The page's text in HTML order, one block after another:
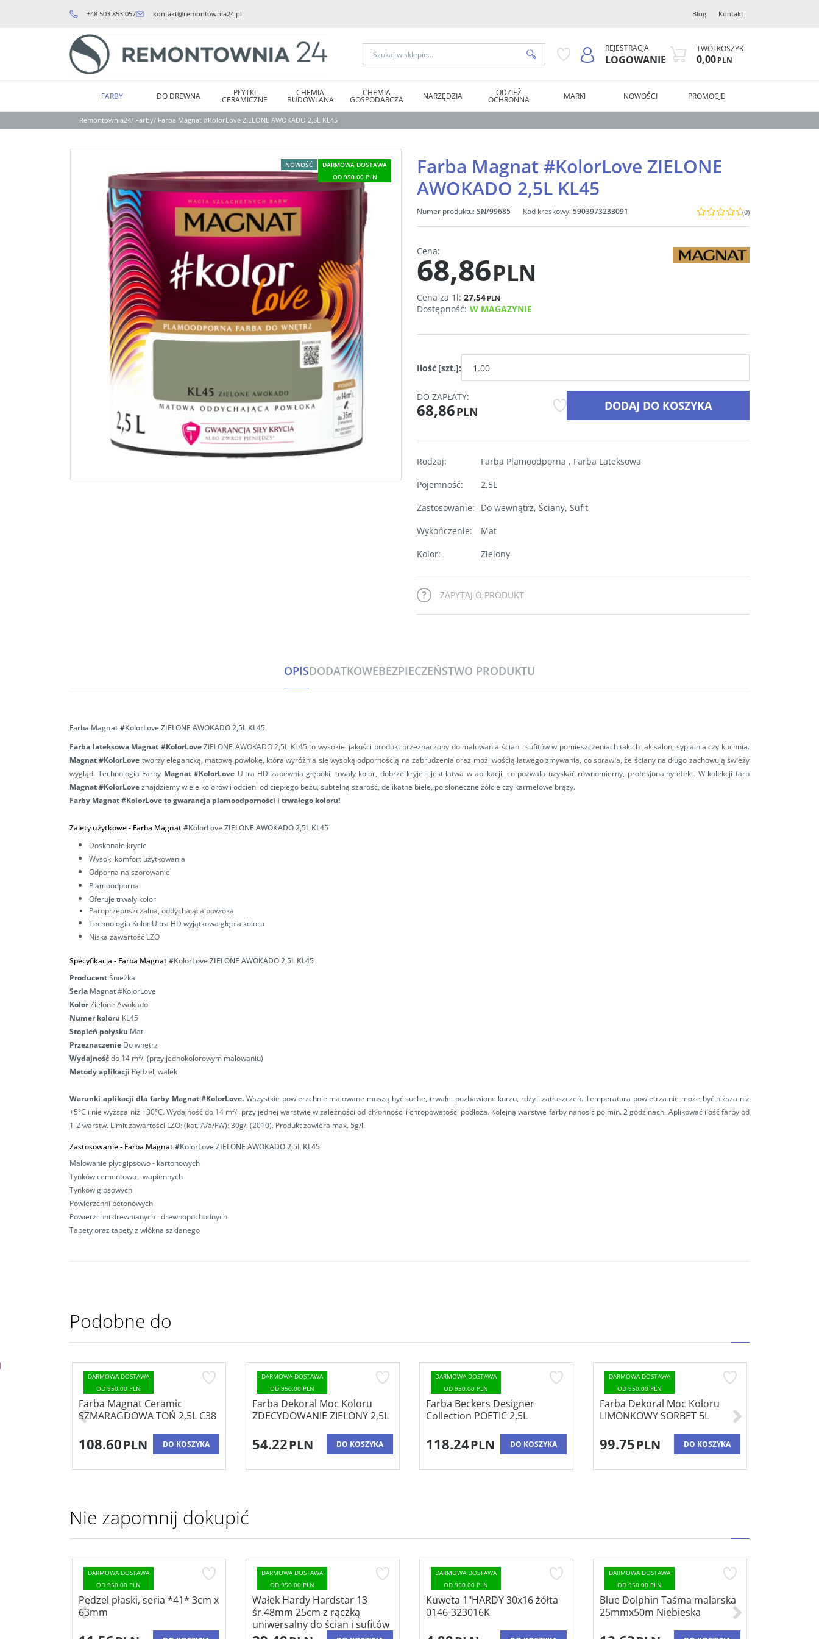
+48 503 853 057 kontakt@remontownia24.pl Blog Kontakt
REJESTRACJA
LOGOWANIE
TWÓJ KOSZYK
0,00PLN
FARBY DO DREWNA PŁYTKI
CERAMICZNE
CHEMIA
BUDOWLANA
CHEMIA
GOSPODARCZA NARZĘDZIA ODZIEŻ
OCHRONNA MARKI NOWOŚCI PROMOCJE
Remontownia24/ Farby/ Farba Magnat #KolorLove ZIELONE AWOKADO 2,5L KL45
NOWOŚĆ
DARMOWA DOSTAWA
OD 950.00 PLN
Farba Magnat #KolorLove ZIELONE
AWOKADO 2,5L KL45
Numer produktu:SN/99685 Kod kreskowy:5903973233091 (0)
Cena:
68,86PLN
Cena za 1l: 27,54 PLN
Dostępność: W MAGAZYNIE
Ilość [szt.]:
DO ZAPŁATY:
68,86PLN DODAJ DO KOSZYKA
Rodzaj: Farba Plamoodporna , Farba Lateksowa
Pojemność:
2,5L
Zastosowanie: Do wewnątrz, Ściany, Sufit
Wykończenie:
Mat
Kolor: Zielony
ZAPYTAJ O PRODUKT
OPISDODATKOWEBEZPIECZEŃSTWO PRODUKTU
Farba Magnat#KolorLove ZIELONE AWOKADO 2,5L KL45
Farba lateksowa Magnat #KolorLoveZIELONE AWOKADO 2,5L KL45 to wysokiej jakości produkt przeznaczony do malowania ścian i sufitów w pomieszczeniach takich jak salon, sypialnia czy kuchnia.
Magnat #KolorLove tworzy elegancką, matową powłokę, która wyróżnia się wysoką odpornością na zabrudzenia oraz możliwością łatwego zmywania, co sprawia, że ściany na długo zachowują świeży
wygląd. Technologia Farby Magnat #KolorLove Ultra HD zapewnia głęboki, trwały kolor, dobrze kryje i jest łatwa w aplikacji, co pozwala uzyskać równomierny, profesjonalny efekt. W kolekcji farb
Magnat #KolorLoveznajdziemy wiele kolorów i odcieni odciepłego beżu, subtelną szarość, delikatne biele, po słoneczne żółcie czy karmelowe brązy.
Farby Magnat #KolorLove to gwarancja plamoodporności i trwałego koloru!
Zalety użytkowe - Farba Magnat#KolorLove ZIELONE AWOKADO 2,5L KL45
Doskonałe krycie
Wysoki komfort użytkowania
Odporna na szorowanie
Plamoodporna
Oferuje trwały kolor
Paroprzepuszczalna, oddychająca powłoka
Technologia Kolor Ultra HD wyjątkowa głębia koloru
Niska zawartość LZO
Specyfikacja - Farba Magnat#KolorLove ZIELONE AWOKADO 2,5L KL45
ProducentŚnieżka
Seria Magnat #KolorLove
KolorZielone Awokado
Numer koloru KL45
Stopień połysku Mat
Przeznaczenie Do wnętrz
Wydajnośćdo 14 m²/l (przy jednokolorowym malowaniu)
Metody aplikacji Pędzel, wałek
Warunki aplikacji dla farby Magnat #KolorLove. Wszystkie powierzchnie malowane muszą być suche, trwałe, pozbawione kurzu, rdzy i zatłuszczeń. Temperatura powietrza nie może być niższa niż
+5°C i nie wyższa niż +30°C. Wydajność do 14 m²/l przy jednej warstwie w zależności od chłonności i chropowatości podłoża. Kolejną warstwę farby nanosić po min. 2 godzinach. Aplikować ilość farby od
1-2 warstw. Limit zawartości LZO: (kat. A/a/FW): 30g/l (2010). Produkt zawiera max. 5g/l.
Zastosowanie - Farba Magnat#KolorLove ZIELONE AWOKADO 2,5L KL45
Malowanie płyt gipsowo - kartonowych
Tynków cementowo - wapiennych
Tynków gipsowych
Powierzchni betonowych
Powierzchni drewnianych i drewnopochodnych
Tapety oraz tapety z włókna szklanego
Podobne do
DARMOWA DOSTAWA
OD 950.00 PLN
Farba Magnat Ceramic
SZMARAGDOWA TOŃ 2,5L C38
108.60PLN DO KOSZYKA
DARMOWA DOSTAWA
OD 950.00 PLN
Farba Dekoral Moc Koloru
ZDECYDOWANIE ZIELONY 2,5L
54.22PLN DO KOSZYKA
DARMOWA DOSTAWA
OD 950.00 PLN
Farba Beckers Designer
Collection POETIC 2,5L
118.24PLN DO KOSZYKA
DARMOWA DOSTAWA
OD 950.00 PLN
Farba Dekoral Moc Koloru
LIMONKOWY SORBET 5L
99.75PLN DO KOSZYKA
Nie zapomnij dokupić
DARMOWA DOSTAWA
OD 950.00 PLN
Pędzel płaski, seria *41* 3cm x
63mm
DARMOWA DOSTAWA
OD 950.00 PLN
Wałek Hardy Hardstar 13
śr.48mm 25cm z rączką
uniwersalny do ścian i sufitów
DARMOWA DOSTAWA
OD 950.00 PLN
Kuweta 1"HARDY 30x16 żółta
0146-323016K
DARMOWA DOSTAWA
OD 950.00 PLN
Blue Dolphin Taśma malarska
25mmx50m Niebieska